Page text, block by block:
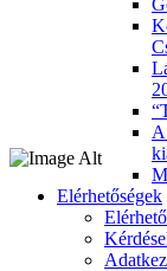
Elérhetőségek